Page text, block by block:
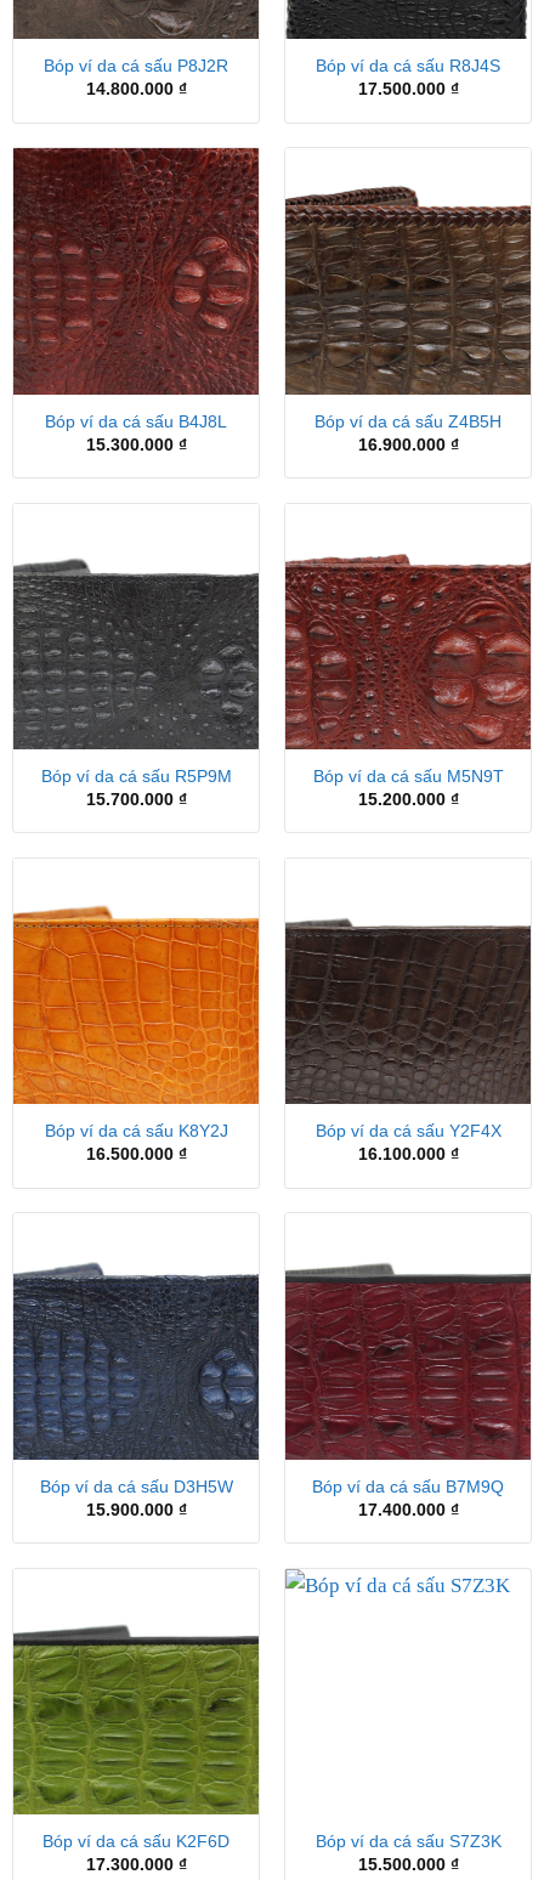
Bóp ví da cá sấu P8J2R
14.800.000 ₫
Bóp ví da cá sấu R8J4S
17.500.000 ₫
Bóp ví da cá sấu B4J8L
15.300.000 ₫
Bóp ví da cá sấu Z4B5H
16.900.000 ₫
Bóp ví da cá sấu R5P9M
15.700.000 ₫
Bóp ví da cá sấu M5N9T
15.200.000 ₫
Bóp ví da cá sấu K8Y2J
16.500.000 ₫
Bóp ví da cá sấu Y2F4X
16.100.000 ₫
Bóp ví da cá sấu D3H5W
15.900.000 ₫
Bóp ví da cá sấu B7M9Q
17.400.000 ₫
Bóp ví da cá sấu K2F6D
17.300.000 ₫
Bóp ví da cá sấu S7Z3K
15.500.000 ₫